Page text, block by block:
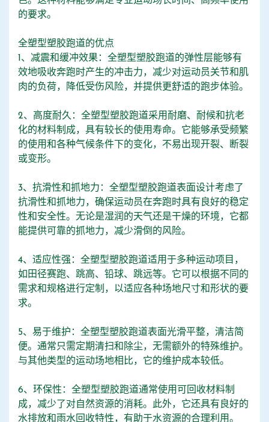
的要求。
全塑型塑胶跑道的优点
1、减震和缓冲效果：全塑型塑胶跑道的弹性层能够有
效地吸收奔跑时产生的冲击力，减少对运动员关节和肌
肉的负荷，降低受伤风险，并提供更舒适的跑步体验。
2、高度耐久：全塑型塑胶跑道采用耐磨、耐候和抗老
化的材料制成，具有较长的使用寿命。它能够承受频繁
的使用和各种气候条件下的变化，不易出现开裂、断裂
或变形。
3、抗滑性和抓地力：全塑型塑胶跑道表面设计考虑了
抗滑性和抓地力，确保运动员在奔跑时具有良好的稳定
性和安全性。无论是湿润的天气还是干燥的环境，它都
能提供可靠的抓地力，减少滑倒的风险。
4、适应性强：全塑型塑胶跑道适用于多种运动项目，
如田径赛跑、跳高、铅球、跳远等。它可以根据不同的
需求和规格进行定制，以适应各种场地尺寸和形状的要
求。
5、易于维护：全塑型塑胶跑道表面光滑平整，清洁简
便。通常只需定期清扫和除尘，无需额外的特殊维护。
与其他类型的运动场地相比，它的维护成本较低。
6、环保性：全塑型塑胶跑道通常使用可回收材料制
成，减少了对自然资源的消耗。此外，它还具有良好的
水排放和雨水回收特性，有助于水资源的合理利用。